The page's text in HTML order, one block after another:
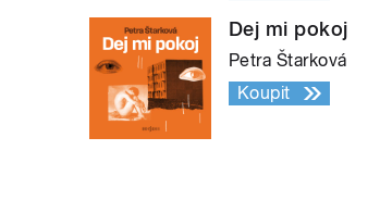
Dej mi pokoj
Petra Štarková
Koupit